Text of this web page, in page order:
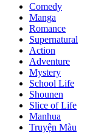
Comedy
Manga
Romance
Supernatural
Action
Adventure
Mystery
School Life
Shounen
Slice of Life
Manhua
Truyện Màu